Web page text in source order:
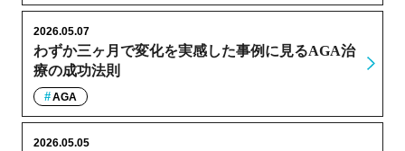
わずか三ヶ月で変化を実感した事例に見るAGA治
療の成功法則
2026.05.07
AGA
2026.05.05